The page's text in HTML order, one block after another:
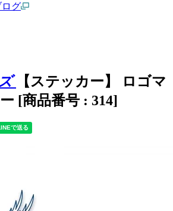
グ
【ステッカー】 ロゴマ
[商品番号 : 314]